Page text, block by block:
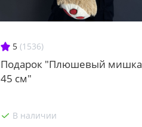
5 (1536)
Подарок "Плюшевый мишка
45 см"
В наличии